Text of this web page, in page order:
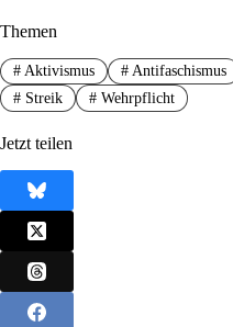
Themen
#Aktivismus #Antifaschismus
#Streik #Wehrpflicht
Jetzt teilen